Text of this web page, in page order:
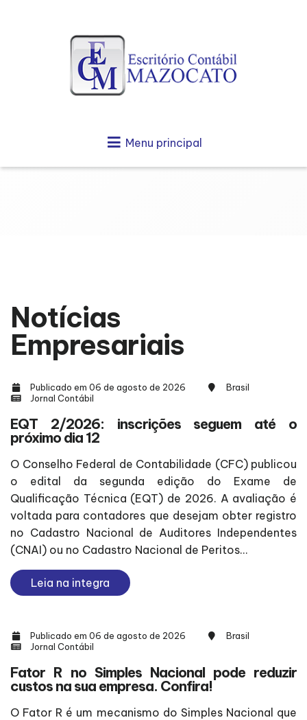
Menu principal
Notícias
Empresariais
Publicado em 06 de agosto de 2026
Brasil
Jornal Contábil
EQT 2/2026: inscrições seguem até o
próximo dia 12
O Conselho Federal de Contabilidade (CFC) publicou
o edital da segunda edição do Exame de
Qualificação Técnica (EQT) de 2026. A avaliação é
voltada para contadores que desejam obter registro
no Cadastro Nacional de Auditores Independentes
(CNAI) ou no Cadastro Nacional de Peritos...
Leia na integra
Publicado em 06 de agosto de 2026
Brasil
Jornal Contábil
Fator R no Simples Nacional pode reduzir
custos na sua empresa. Confira!
O Fator R é um mecanismo do Simples Nacional que